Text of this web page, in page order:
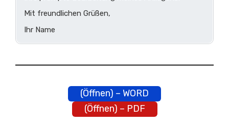
Mit freundlichen Grüßen,
Ihr Name
(Öffnen) – WORD
(Öffnen) – PDF